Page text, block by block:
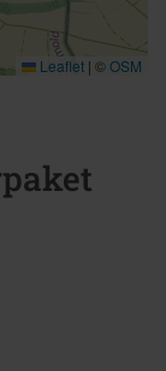
Leaflet | ©OSM